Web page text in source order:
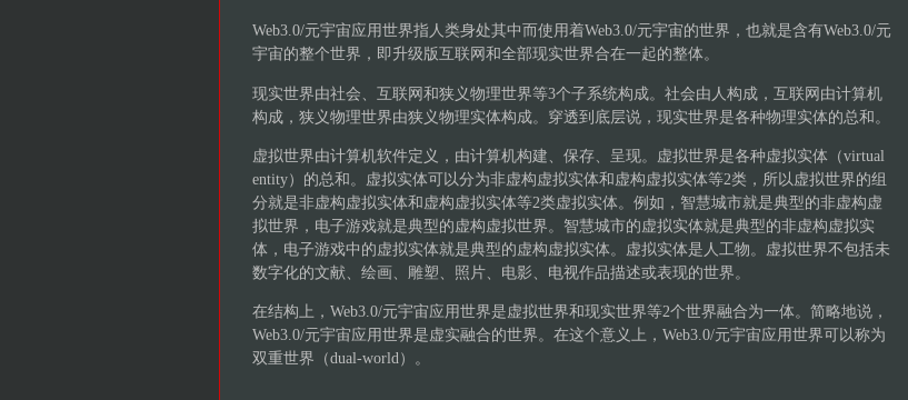
Web3.0/元宇宙应用世界指人类身处其中而使用着Web3.0/元宇宙的世界，也就是含有Web3.0/元
宇宙的整个世界，即升级版互联网和全部现实世界合在一起的整体。
现实世界由社会、互联网和狭义物理世界等3个子系统构成。社会由人构成，互联网由计算机
构成，狭义物理世界由狭义物理实体构成。穿透到底层说，现实世界是各种物理实体的总和。
虚拟世界由计算机软件定义，由计算机构建、保存、呈现。虚拟世界是各种虚拟实体（virtual
entity）的总和。虚拟实体可以分为非虚构虚拟实体和虚构虚拟实体等2类，所以虚拟世界的组
分就是非虚构虚拟实体和虚构虚拟实体等2类虚拟实体。例如，智慧城市就是典型的非虚构虚
拟世界，电子游戏就是典型的虚构虚拟世界。智慧城市的虚拟实体就是典型的非虚构虚拟实
体，电子游戏中的虚拟实体就是典型的虚构虚拟实体。虚拟实体是人工物。虚拟世界不包括未
数字化的文献、绘画、雕塑、照片、电影、电视作品描述或表现的世界。
在结构上，Web3.0/元宇宙应用世界是虚拟世界和现实世界等2个世界融合为一体。简略地说，
Web3.0/元宇宙应用世界是虚实融合的世界。在这个意义上，Web3.0/元宇宙应用世界可以称为
双重世界（dual-world）。